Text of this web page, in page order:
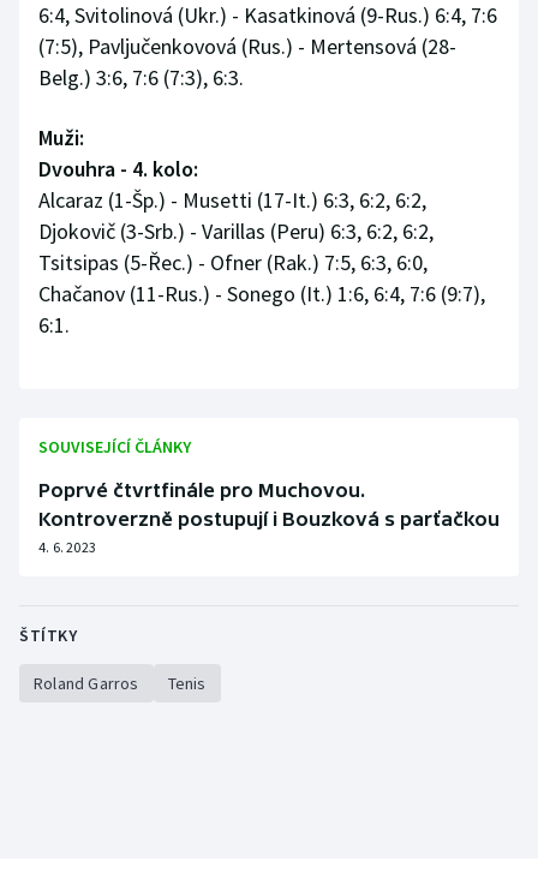
6:4, Svitolinová (Ukr.) - Kasatkinová (9-Rus.) 6:4, 7:6
(7:5), Pavljučenkovová (Rus.) - Mertensová (28-
Belg.) 3:6, 7:6 (7:3), 6:3.
Muži:
Dvouhra - 4. kolo:
Alcaraz (1-Šp.) - Musetti (17-It.) 6:3, 6:2, 6:2,
Djokovič (3-Srb.) - Varillas (Peru) 6:3, 6:2, 6:2,
Tsitsipas (5-Řec.) - Ofner (Rak.) 7:5, 6:3, 6:0,
Chačanov (11-Rus.) - Sonego (It.) 1:6, 6:4, 7:6 (9:7),
6:1.
SOUVISEJÍCÍ ČLÁNKY
Poprvé čtvrtfinále pro Muchovou.
Kontroverzně postupují i Bouzková s parťačkou
4. 6. 2023
ŠTÍTKY
Roland Garros Tenis